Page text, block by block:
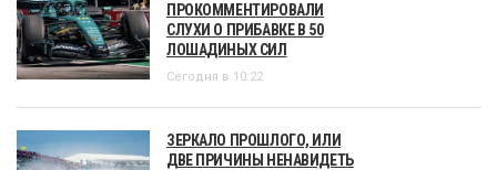
ПРОКОММЕНТИРОВАЛИ
СЛУХИ О ПРИБАВКЕ В 50
ЛОШАДИНЫХ СИЛ
Сегодня в 10:22
ЗЕРКАЛО ПРОШЛОГО, ИЛИ
ДВЕ ПРИЧИНЫ НЕНАВИДЕТЬ